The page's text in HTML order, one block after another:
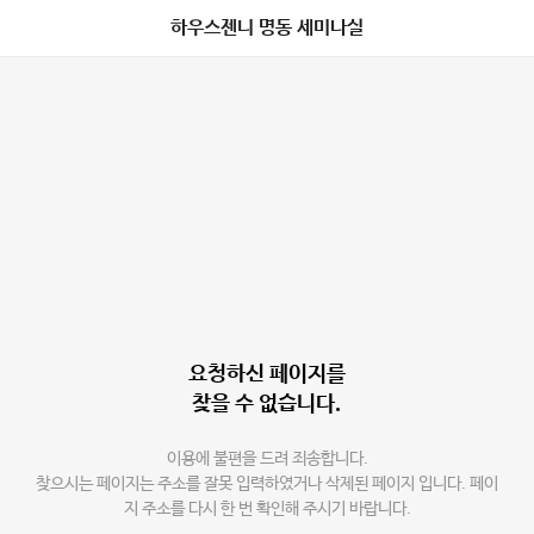
하우스젠니 명동 세미나실
요청하신 페이지를
찾을 수 없습니다.
이용에 불편을 드려 죄송합니다.
찾으시는 페이지는 주소를 잘못 입력하였거나 삭제된 페이지 입니다. 페이
지 주소를 다시 한 번 확인해 주시기 바랍니다.